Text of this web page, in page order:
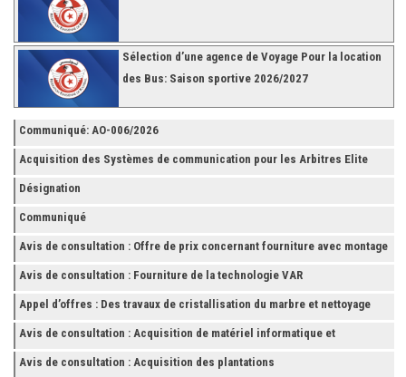
Sélection d’une agence de Voyage Pour la location
des Bus: Saison sportive 2026/2027
Communiqué: AO-006/2026
Acquisition des Systèmes de communication pour les Arbitres Elite
Désignation
Communiqué
Avis de consultation : Offre de prix concernant fourniture avec montage
et finition de RAYONNAGES pour la Fédération Tunisienne de Football
Avis de consultation : Fourniture de la technologie VAR
Appel d’offres : Des travaux de cristallisation du marbre et nettoyage
des grès
Avis de consultation : Acquisition de matériel informatique et
Accessoires
Avis de consultation : Acquisition des plantations